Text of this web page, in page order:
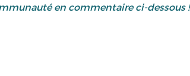
en commentaire ci-dessous !